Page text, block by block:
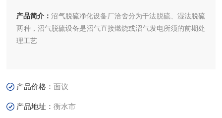
产品简介：沼气脱硫净化设备厂洽舍分为干法脱硫、湿法脱硫
两种，沼气脱硫设备是沼气直接燃烧或沼气发电所须的前期处
理工艺
产品价格：面议
产品地址：衡水市